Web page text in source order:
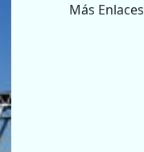
Más Enlaces